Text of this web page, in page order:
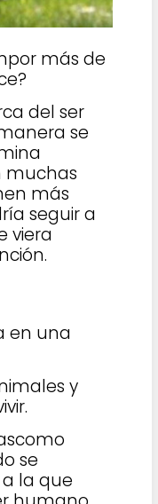
más de
del ser
se
muchas
más
seguir a
viera
en una
y
se
la que